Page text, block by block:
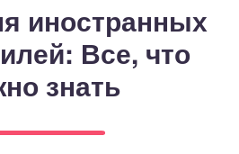
иностранных
Все, что
знать